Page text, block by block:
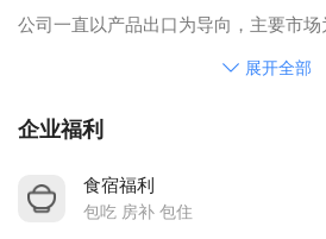
公司一直以产品出口为导向，主要市
通讯配件………等.
我们深知市场竞争就是对人才的竞争，
展开全部
企业福利
食宿福利
包吃 房补 包住